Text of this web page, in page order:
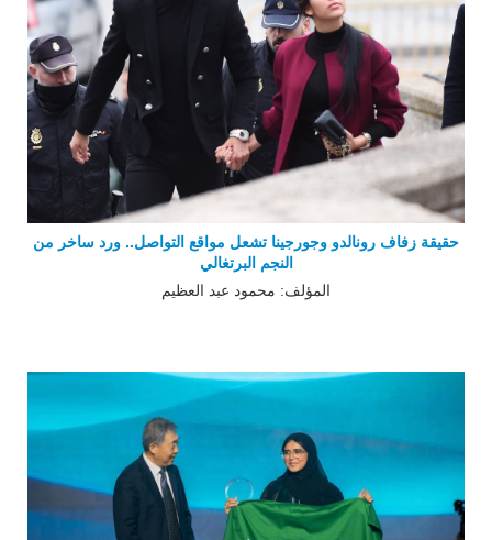
حقيقة زفاف رونالدو وجورجينا تشعل مواقع التواصل.. ورد ساخر من
النجم البرتغالي
المؤلف: محمود عبد العظيم